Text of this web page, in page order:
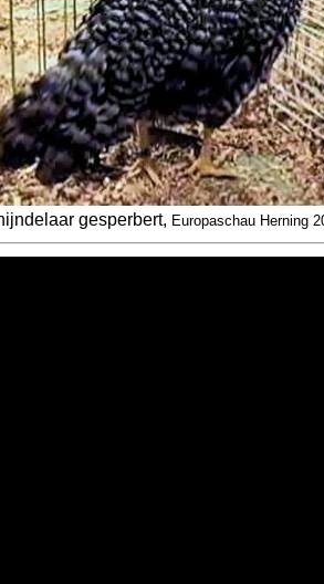
gesperbert, Europaschau Herning